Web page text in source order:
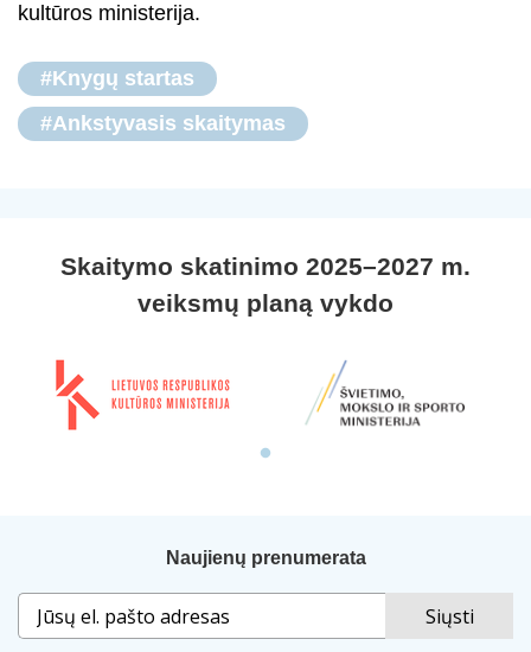
kultūros ministerija.
#Knygų startas
#Ankstyvasis skaitymas
Skaitymo skatinimo 2025–2027 m.
veiksmų planą vykdo
Naujienų prenumerata